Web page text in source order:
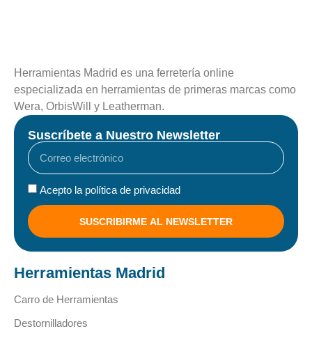
Herramientas Madrid es una ferretería online
especializada en herramientas de primeras marcas como
Wera, OrbisWill y Leatherman.
Suscríbete a Nuestro Newsletter
Acepto la política de privacidad
SUSCRIBIRME AL NEWSLETTER
Herramientas Madrid
Carro de Herramientas
Destornilladores